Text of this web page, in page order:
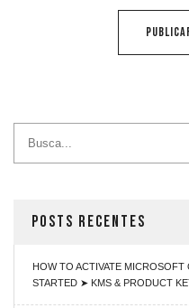
POSTS RECENTES
HOW TO ACTIVATE
STARTED ➤ KMS & PRODUCT